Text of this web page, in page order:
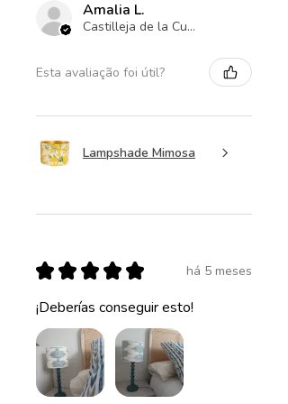
Amalia L.
Castilleja de la Cuesta , ES-AN
Esta avaliação foi útil?
Lampshade Mimosa
★ ★ ★ ★ ★ há 5 meses
¡Deberías conseguir esto!